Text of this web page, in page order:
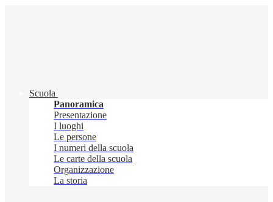
Scuola
Panoramica
Presentazione
I luoghi
Le persone
I numeri della scuola
Le carte della scuola
Organizzazione
La storia